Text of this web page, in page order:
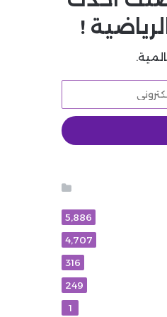
!
5٬886
4٬707
316
249
1